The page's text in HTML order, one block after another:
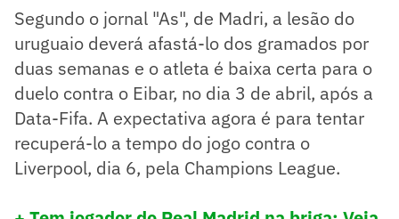
Segundo o jornal "As", de Madri, a lesão do
uruguaio deverá afastá-lo dos gramados por
duas semanas e o atleta é baixa certa para o
duelo contra o Eibar, no dia 3 de abril, após a
Data-Fifa. A expectativa agora é para tentar
recuperá-lo a tempo do jogo contra o
Liverpool, dia 6, pela Champions League.